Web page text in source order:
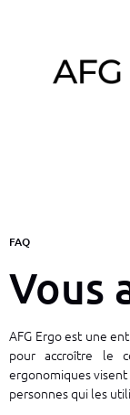
FAQ
Vous
AFG Ergo est une
pour accroître le
ergonomiques
personnes qui les